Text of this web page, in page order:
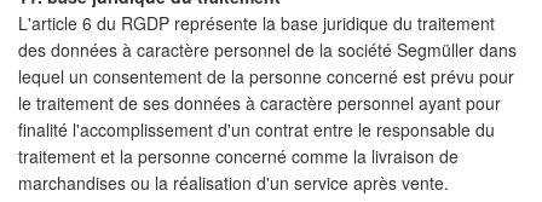
L'article 6 du RGDP représente la base juridique du traitement
des données à caractère personnel de la société Segmüller dans
lequel un consentement de la personne concerné est prévu pour
le traitement de ses données à caractère personnel ayant pour
finalité l'accomplissement d'un contrat entre le responsable du
traitement et la personne concerné comme la livraison de
marchandises ou la réalisation d'un service après vente.